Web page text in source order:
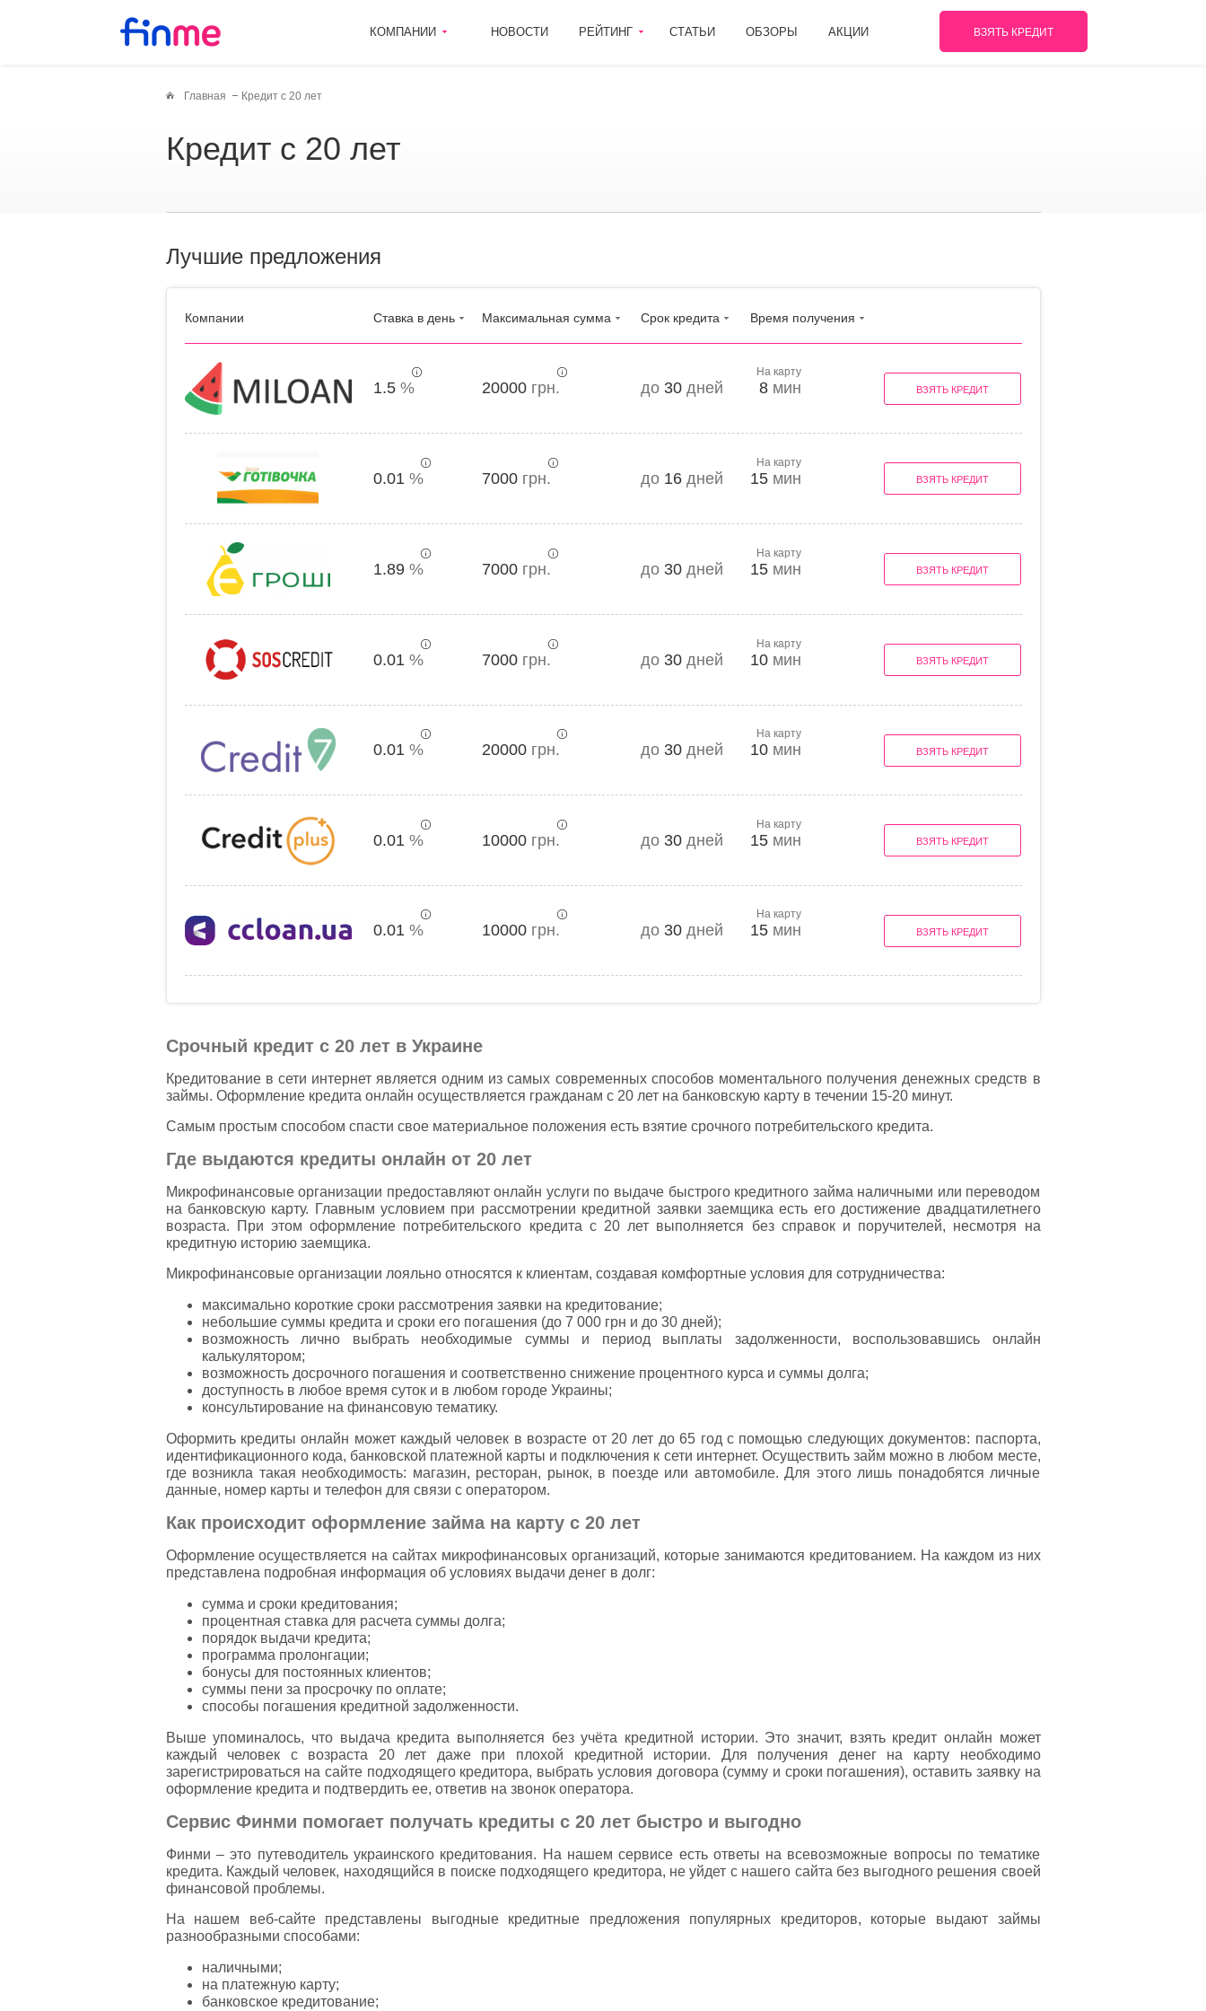
КОМПАНИИ НОВОСТИ РЕЙТИНГ СТАТЬИ ОБЗОРЫ АКЦИИ ВЗЯТЬ КРЕДИТ
Главная Кредит с 20 лет
Кредит с 20 лет
Лучшие предложения
Компании Ставка в день Максимальная сумма Срок кредита Время получения
1.5% 20000 грн. до 30 дней 8мин
На карту
ВЗЯТЬ КРЕДИТ
0.01 % 7000 грн. до 16 дней 15мин
На карту
ВЗЯТЬ КРЕДИТ
1.89% 7000 грн. до 30 дней 15мин
На карту
ВЗЯТЬ КРЕДИТ
0.01 % 7000 грн. до 30 дней 10мин
На карту
ВЗЯТЬ КРЕДИТ
0.01% 20000 грн. до 30 дней 10мин
На карту
ВЗЯТЬ КРЕДИТ
0.01 % 10000 грн. до 30 дней 15мин
На карту
ВЗЯТЬ КРЕДИТ
0.01% 10000 грн. до 30 дней 15мин
На карту
ВЗЯТЬ КРЕДИТ
Срочный кредит с 20 лет в Украине
Кредитование в сети интернет является одним из самых современных способов моментального получения денежных средств в
займы. Оформление кредита онлайн осуществляется гражданам с 20 лет на банковскую карту в течении 15-20 минут.
Самым простым способом спасти свое материальное положения есть взятие срочного потребительского кредита.
Где выдаются кредиты онлайн от 20 лет
Микрофинансовые организации предоставляют онлайн услуги по выдаче быстрого кредитного займа наличными или переводом
на банковскую карту. Главным условием при рассмотрении кредитной заявки заемщика есть его достижение двадцатилетнего
возраста. При этом оформление потребительского кредита с 20 лет выполняется без справок и поручителей, несмотря на
кредитную историю заемщика.
Микрофинансовые организации лояльно относятся к клиентам, создавая комфортные условия для сотрудничества:
максимально короткие сроки рассмотрения заявки на кредитование;
небольшие суммы кредита и сроки его погашения (до 7 000 грн и до 30 дней);
возможность лично выбрать необходимые суммы и период выплаты задолженности, воспользовавшись онлайн
калькулятором;
возможность досрочного погашения и соответственно снижение процентного курса и суммы долга;
доступность в любое время суток и в любом городе Украины;
консультирование на финансовую тематику.
Оформить кредиты онлайн может каждый человек в возрасте от 20 лет до 65 год с помощью следующих документов: паспорта,
идентификационного кода, банковской платежной карты и подключения к сети интернет. Осуществить займ можно в любом месте,
где возникла такая необходимость: магазин, ресторан, рынок, в поезде или автомобиле. Для этого лишь понадобятся личные
данные, номер карты и телефон для связи с оператором.
Как происходит оформление займа на карту с 20 лет
Оформление осуществляется на сайтах микрофинансовых организаций, которые занимаются кредитованием. На каждом из них
представлена подробная информация об условиях выдачи денег в долг:
сумма и сроки кредитования;
процентная ставка для расчета суммы долга;
порядок выдачи кредита;
программа пролонгации;
бонусы для постоянных клиентов;
суммы пени за просрочку по оплате;
способы погашения кредитной задолженности.
Выше упоминалось, что выдача кредита выполняется без учёта кредитной истории. Это значит, взять кредит онлайн может
каждый человек с возраста 20 лет даже при плохой кредитной истории. Для получения денег на карту необходимо
зарегистрироваться на сайте подходящего кредитора, выбрать условия договора (сумму и сроки погашения), оставить заявку на
оформление кредита и подтвердить ее, ответив на звонок оператора.
Сервис Финми помогает получать кредиты с 20 лет быстро и выгодно
Финми – это путеводитель украинского кредитования. На нашем сервисе есть ответы на всевозможные вопросы по тематике
кредита. Каждый человек, находящийся в поиске подходящего кредитора, не уйдет с нашего сайта без выгодного решения своей
финансовой проблемы.
На нашем веб-сайте представлены выгодные кредитные предложения популярных кредиторов, которые выдают займы
разнообразными способами:
наличными;
на платежную карту;
банковское кредитование;